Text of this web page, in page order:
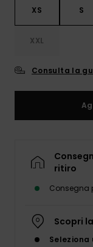
XS S
XXL
Consulta la
ritiro
Consegna
Scopri